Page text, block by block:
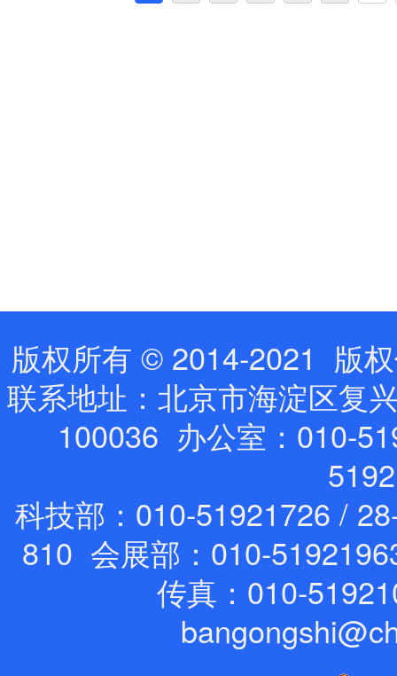
版权所有 © 2014-2021 版
联系地址：北京市海淀区复
100036 办公室：010-
科技部：010-51921726 /
810 会展部：010-
传真：010-